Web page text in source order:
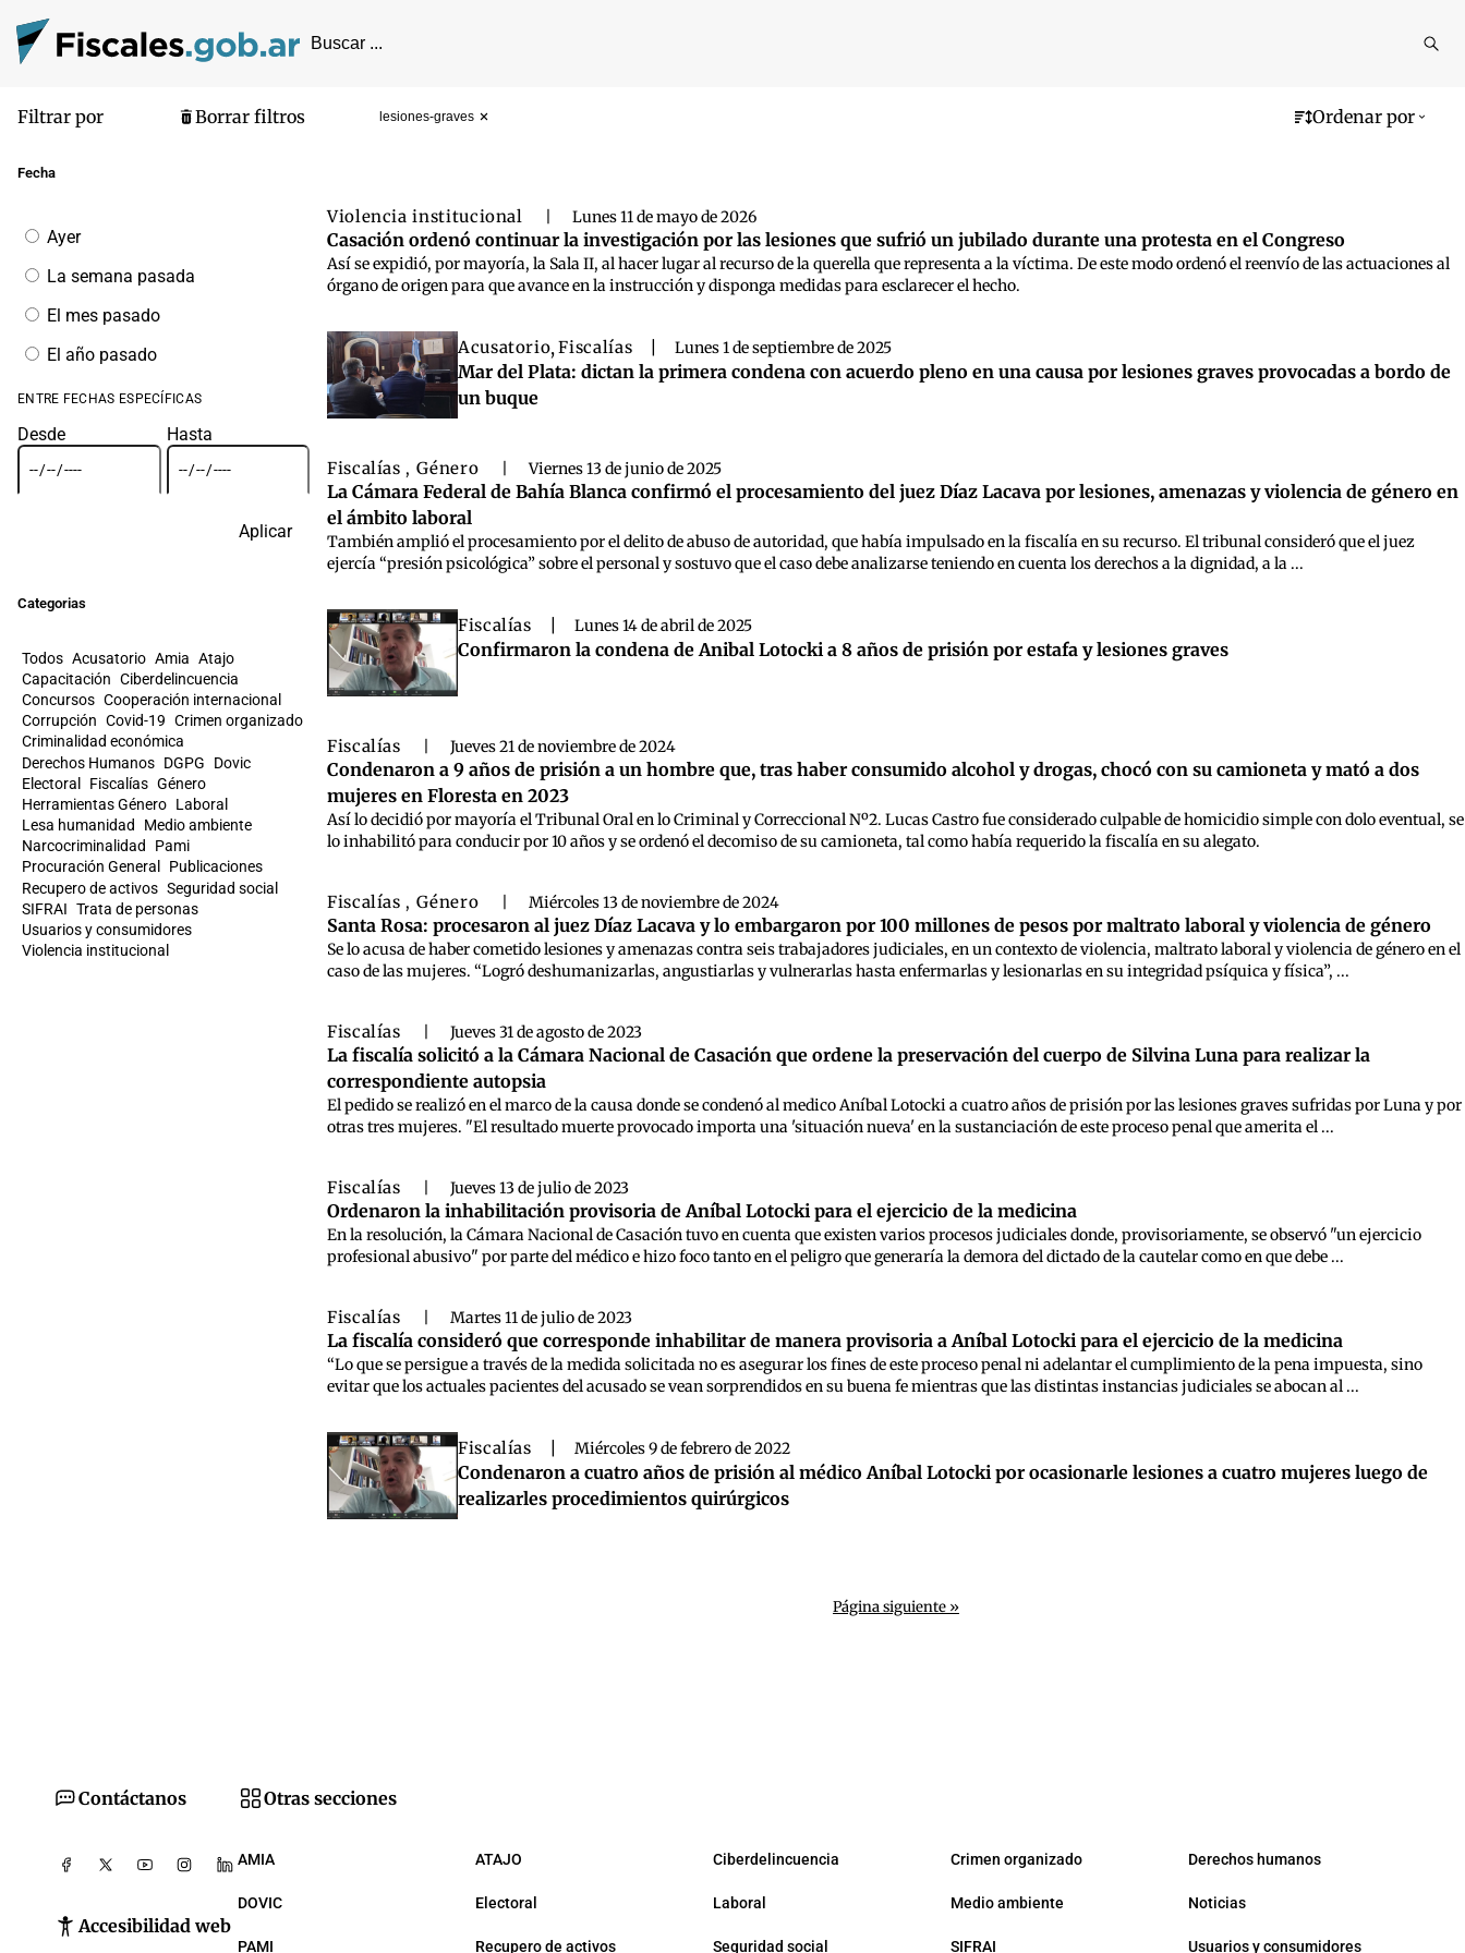
Filtrar por Borrar filtros lesiones-graves Ordenar por
Fecha
Filtrar
por
fecha
Ayer
La semana pasada
El mes pasado
El año pasado
ENTRE FECHAS ESPECÍFICAS
Desde Hasta
Aplicar
Categorias
Todos Acusatorio Amia Atajo
Capacitación Ciberdelincuencia
Concursos Cooperación internacional
Corrupción Covid-19 Crimen organizado
Criminalidad económica
Derechos Humanos DGPG
Dovic
Electoral
Fiscalías Género
Herramientas Género Laboral
Lesa humanidad
Medio ambiente
Narcocriminalidad
Pami
Procuración General
Publicaciones
Recupero de activos Seguridad social
SIFRAI Trata de personas
Usuarios y consumidores
Violencia institucional
Violencia institucional Lunes 11 de mayo de 2026
Casación ordenó continuar la investigación por las lesiones que sufrió un jubilado durante una protesta en el Congreso
Así se expidió, por mayoría, la Sala II, al hacer lugar al recurso de la querella que representa a la víctima. De este modo ordenó el reenvío de las actuaciones al
órgano de origen para que avance en la instrucción y disponga medidas para esclarecer el hecho.
Acusatorio,Fiscalías Lunes 1 de septiembre de 2025
Mar del Plata: dictan la primera condena con acuerdo pleno en una causa por lesiones graves provocadas a bordo de
un buque
Fiscalías , Género Viernes 13 de junio de 2025
La Cámara Federal de Bahía Blanca confirmó el procesamiento del juez Díaz Lacava por lesiones, amenazas y violencia de género en
el ámbito laboral
También amplió el procesamiento por el delito de abuso de autoridad, que había impulsado en la fiscalía en su recurso. El tribunal consideró que el juez
ejercía “presión psicológica” sobre el personal y sostuvo que el caso debe analizarse teniendo en cuenta los derechos a la dignidad, a la ...
Fiscalías Lunes 14 de abril de 2025
Confirmaron la condena de Anibal Lotocki a 8 años de prisión por estafa y lesiones graves
Fiscalías Jueves 21 de noviembre de 2024
Condenaron a 9 años de prisión a un hombre que, tras haber consumido alcohol y drogas, chocó con su camioneta y mató a dos
mujeres en Floresta en 2023
Así lo decidió por mayoría el Tribunal Oral en lo Criminal y Correccional Nº2. Lucas Castro fue considerado culpable de homicidio simple con dolo eventual, se
lo inhabilitó para conducir por 10 años y se ordenó el decomiso de su camioneta, tal como había requerido la fiscalía en su alegato.
Fiscalías , Género Miércoles 13 de noviembre de 2024
Santa Rosa: procesaron al juez Díaz Lacava y lo embargaron por 100 millones de pesos por maltrato laboral y violencia de género
Se lo acusa de haber cometido lesiones y amenazas contra seis trabajadores judiciales, en un contexto de violencia, maltrato laboral y violencia de género en el
caso de las mujeres. “Logró deshumanizarlas, angustiarlas y vulnerarlas hasta enfermarlas y lesionarlas en su integridad psíquica y física”, ...
Fiscalías Jueves 31 de agosto de 2023
La fiscalía solicitó a la Cámara Nacional de Casación que ordene la preservación del cuerpo de Silvina Luna para realizar la
correspondiente autopsia
El pedido se realizó en el marco de la causa donde se condenó al medico Aníbal Lotocki a cuatro años de prisión por las lesiones graves sufridas por Luna y por
otras tres mujeres. "El resultado muerte provocado importa una 'situación nueva' en la sustanciación de este proceso penal que amerita el ...
Fiscalías Jueves 13 de julio de 2023
Ordenaron la inhabilitación provisoria de Aníbal Lotocki para el ejercicio de la medicina
En la resolución, la Cámara Nacional de Casación tuvo en cuenta que existen varios procesos judiciales donde, provisoriamente, se observó "un ejercicio
profesional abusivo" por parte del médico e hizo foco tanto en el peligro que generaría la demora del dictado de la cautelar como en que debe ...
Fiscalías Martes 11 de julio de 2023
La fiscalía consideró que corresponde inhabilitar de manera provisoria a Aníbal Lotocki para el ejercicio de la medicina
“Lo que se persigue a través de la medida solicitada no es asegurar los fines de este proceso penal ni adelantar el cumplimiento de la pena impuesta, sino
evitar que los actuales pacientes del acusado se vean sorprendidos en su buena fe mientras que las distintas instancias judiciales se abocan al ...
Fiscalías Miércoles 9 de febrero de 2022
Condenaron a cuatro años de prisión al médico Aníbal Lotocki por ocasionarle lesiones a cuatro mujeres luego de
realizarles procedimientos quirúrgicos
Página siguiente »
Contáctanos
Accesibilidad web
Otras secciones
AMIA ATAJO Ciberdelincuencia Crimen organizado Derechos humanos
DOVIC Electoral Laboral Medio ambiente Noticias
PAMI Recupero de activos Seguridad social SIFRAI Usuarios y consumidores